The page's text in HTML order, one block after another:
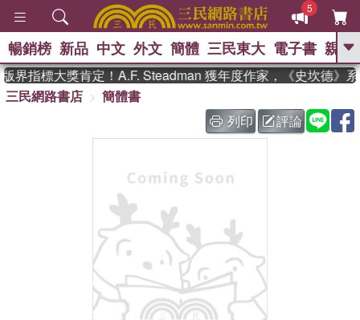
5
GO
、 如果歷史是一群喵 、 暑期
國際布克獎 臺灣漫遊錄 、 方
暢銷榜 新品 中文 外文 簡體 三民東大 電子書 親子
指標大獎肯定！A.F. Steadman 獲年度作家，《史坎德》系
三民網路書店
簡體書
列印
評論